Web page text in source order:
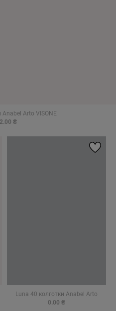
Anabel Arto VISONE
₴
Luna 40 колготки Anabel Arto
0.00 ₴